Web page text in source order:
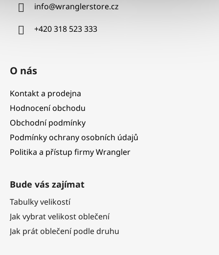
info@wranglerstore.cz
+420 318 523 333
O nás
Kontakt a prodejna
Hodnocení obchodu
Obchodní podmínky
Podmínky ochrany osobních údajů
Politika a přístup firmy Wrangler
Bude vás zajímat
Tabulky velikostí
Jak vybrat velikost oblečení
Jak prát oblečení podle druhu